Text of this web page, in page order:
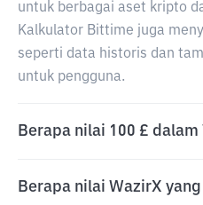
untuk berbagai aset kripto
Kalkulator Bittime juga
seperti data historis dan
untuk pengguna.
Berapa nilai 100 £ dalam
Berapa nilai WazirX